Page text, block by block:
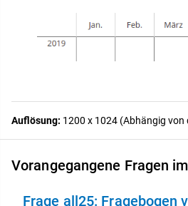
Auflösung: 1200 x 1024 (Abhängig
Vorangegangene Fragen
Frage all25: Fragebogen